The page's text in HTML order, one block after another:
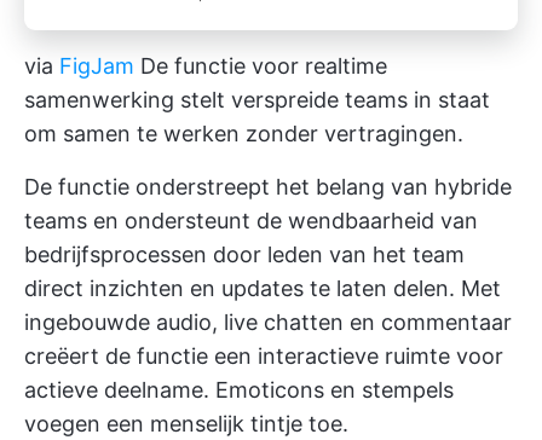
via FigJam De functie voor realtime
samenwerking stelt verspreide teams in staat
om samen te werken zonder vertragingen.
De functie onderstreept het belang van hybride
teams en ondersteunt de wendbaarheid van
bedrijfsprocessen door leden van het team
direct inzichten en updates te laten delen. Met
ingebouwde audio, live chatten en commentaar
creëert de functie een interactieve ruimte voor
actieve deelname. Emoticons en stempels
voegen een menselijk tintje toe.